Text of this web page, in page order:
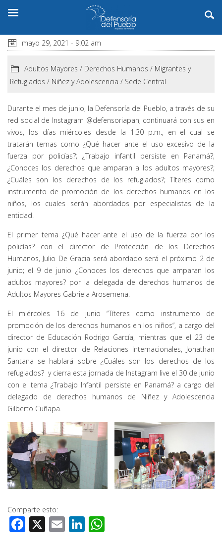
mayo 29, 2021 - 9:02 am
Adultos Mayores / Derechos Humanos / Migrantes y
Refugiados / Niñez y Adolescencia / Sede Central
Durante el mes de junio, la Defensoría del Pueblo, a través de su
red social de Instagram @defensoriapan, continuará con sus en
vivos, los días miércoles desde la 1:30 p.m., en el cual se
tratarán temas como ¿Qué hacer ante el uso excesivo de la
fuerza por policías?; ¿Trabajo infantil persiste en Panamá?;
¿Conoces los derechos que amparan a los adultos mayores?;
¿Cuáles son los derechos de los refugiados?; Títeres como
instrumento de promoción de los derechos humanos en los
niños, los cuales serán abordados por especialistas de la
entidad.
El primer tema ¿Qué hacer ante el uso de la fuerza por los
policías? con el director de Protección de los Derechos
Humanos, Julio De Gracia será abordado será el próximo 2 de
junio; el 9 de junio ¿Conoces los derechos que amparan los
adultos mayores? por la delegada de derechos humanos de
Adultos Mayores Gabriela Arosemena.
El miércoles 16 de junio “Títeres como instrumento de
promoción de los derechos humanos en los niños”, a cargo del
director de Educación Rodrigo García, mientras que el 23 de
junio con el director de Relaciones Internacionales, Jonathan
Santana se hablará sobre ¿Cuáles son los derechos de los
refugiados? y cierra esta jornada de Instagram live el 30 de junio
con el tema ¿Trabajo Infantil persiste en Panamá? a cargo del
delegado de derechos humanos de Niñez y Adolescencia
Gilberto Cuñapa.
Comparte esto:
Facebook
X EmailLinkedIn